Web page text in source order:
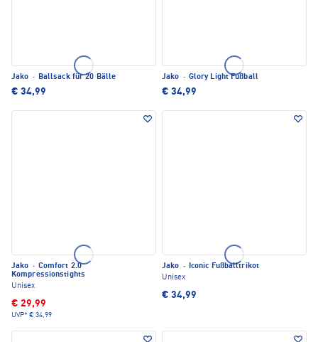
Jako · Ballsack für 20 Bälle
€ 34,99
Jako · Glory Light Fußball
€ 34,99
Jako · Comfort 2.0
Kompressionstights
Unisex
€ 29,99
UVP* € 34,99
Jako · Iconic Fußballtrikot
Unisex
€ 34,99